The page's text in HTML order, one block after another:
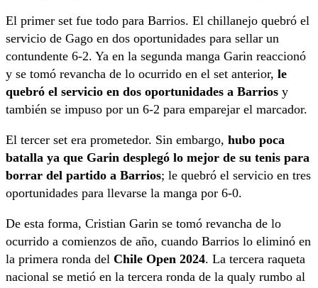
El primer set fue todo para Barrios. El chillanejo quebró el
servicio de Gago en dos oportunidades para sellar un
contundente 6-2. Ya en la segunda manga Garin reaccionó
y se tomó revancha de lo ocurrido en el set anterior, le
quebró el servicio en dos oportunidades a Barrios y
también se impuso por un 6-2 para emparejar el marcador.
El tercer set era prometedor. Sin embargo, hubo poca
batalla ya que Garin desplegó lo mejor de su tenis para
borrar del partido a Barrios; le quebró el servicio en tres
oportunidades para llevarse la manga por 6-0.
De esta forma, Cristian Garin se tomó revancha de lo
ocurrido a comienzos de año, cuando Barrios lo eliminó en
la primera ronda del Chile Open 2024. La tercera raqueta
nacional se metió en la tercera ronda de la qualy rumbo al